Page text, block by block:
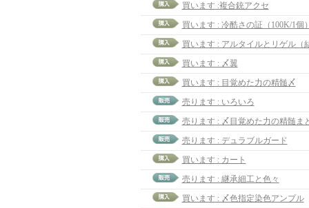
買います :複合銃アクセ
買います : 冷酷さの証（100K/1個
買います : 〆翼
買います : 目覚めた力の精髄〆
売ります : いろいろ
売ります : デュラブルガード
買います : カート
売ります : 継承細工と色々
買います : 〆色指定染色アンプル